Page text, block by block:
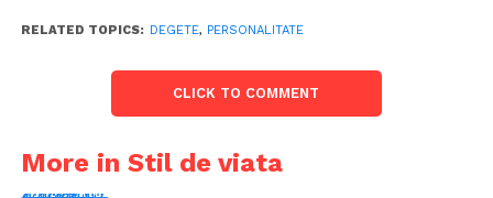
RELATED TOPICS: DEGETE, PERSONALITATE
CLICK TO COMMENT
More in Stil de viata